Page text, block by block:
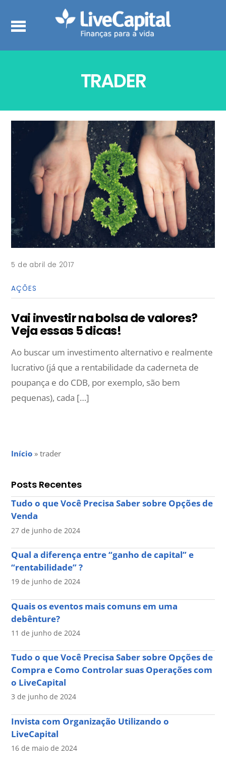
TRADER
5 de abril de 2017
AÇÕES
Vai investir na bolsa de valores?
Veja essas 5 dicas!
Ao buscar um investimento alternativo e realmente
lucrativo (já que a rentabilidade da caderneta de
poupança e do CDB, por exemplo, são bem
pequenas), cada […]
Início » trader
Posts Recentes
Tudo o que Você Precisa Saber sobre Opções de
Venda
27 de junho de 2024
Qual a diferença entre “ganho de capital” e
“rentabilidade” ?
19 de junho de 2024
Quais os eventos mais comuns em uma
debênture?
11 de junho de 2024
Tudo o que Você Precisa Saber sobre Opções de
Compra e Como Controlar suas Operações com
o LiveCapital
3 de junho de 2024
Invista com Organização Utilizando o
LiveCapital
16 de maio de 2024